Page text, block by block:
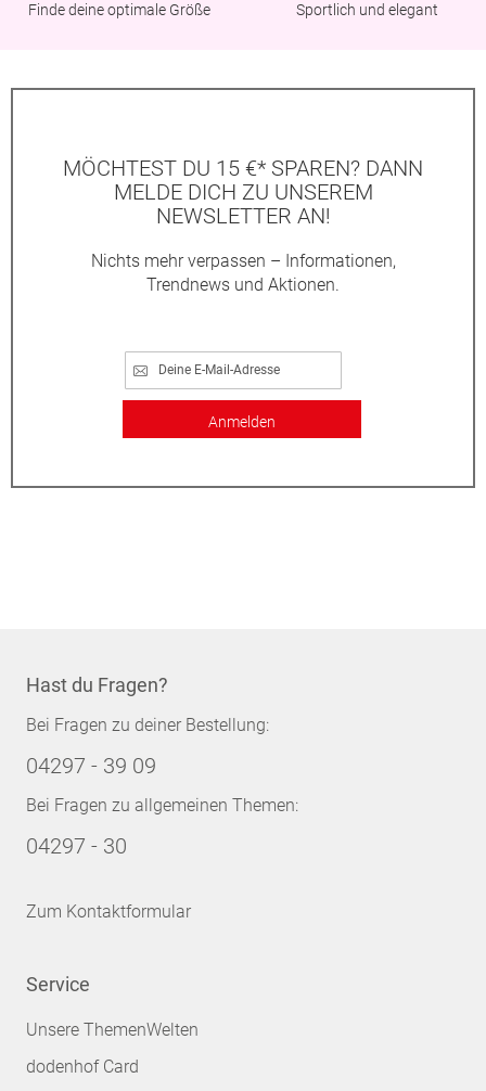
Finde deine optimale Größe Sportlich und elegant
MÖCHTEST DU 15 €* SPAREN? DANN
MELDE DICH ZU UNSEREM
NEWSLETTER AN!
Nichts mehr verpassen – Informationen,
Trendnews und Aktionen.
Anmelden
Hast du Fragen?
Bei Fragen zu deiner Bestellung:
04297 - 39 09
Bei Fragen zu allgemeinen Themen:
04297 - 30
Zum Kontaktformular
Service
Unsere ThemenWelten
dodenhof Card